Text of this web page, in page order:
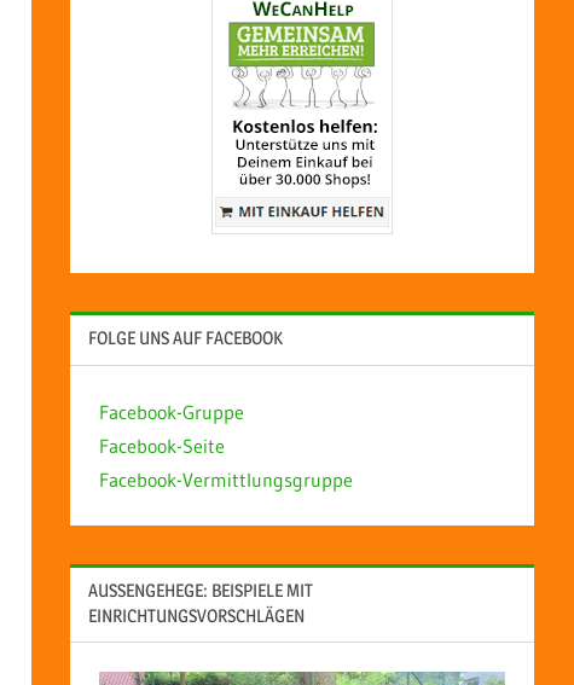
FOLGE UNS AUF FACEBOOK
Facebook-Gruppe
Facebook-Seite
Facebook-Vermittlungsgruppe
AUSSENGEHEGE: BEISPIELE MIT E
INRICHTUNGSVORSCHLÄGEN